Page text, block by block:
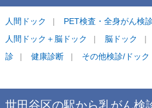
人間ドック PET検査・全身がん検
人間ドック＋脳ドック
脳ドック
診
健康診断 その他検診/ドック
世田谷区の駅から乳がん検